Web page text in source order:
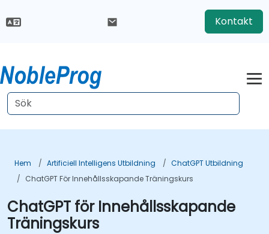
Kontakt
Hem Artificiell Intelligens Utbildning
ChatGPT Utbildning
ChatGPT För Innehållsskapande Träningskurs
ChatGPT för Innehållsskapande
Träningskurs